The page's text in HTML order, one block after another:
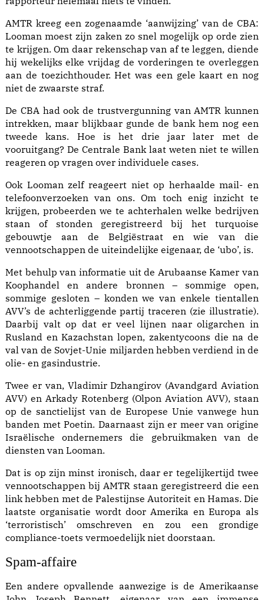
AMTR kreeg een zogenaamde ‘aanwijzing’ van de CBA:
Looman moest zijn zaken zo snel mogelijk op orde zien
te krijgen. Om daar rekenschap van af te leggen, diende
hij wekelijks elke vrijdag de vorderingen te overleggen
aan de toezichthouder. Het was een gele kaart en nog
niet de zwaarste straf.
De CBA had ook de trustvergunning van AMTR kunnen
intrekken, maar blijkbaar gunde de bank hem nog een
tweede kans. Hoe is het drie jaar later met de
vooruitgang? De Centrale Bank laat weten niet te willen
reageren op vragen over individuele cases.
Ook Looman zelf reageert niet op herhaalde mail- en
telefoonverzoeken van ons. Om toch enig inzicht te
krijgen, probeerden we te achterhalen welke bedrijven
staan of stonden geregistreerd bij het turquoise
gebouwtje aan de Belgiëstraat en wie van die
vennootschappen de uiteindelijke eigenaar, de ‘ubo’, is.
Met behulp van informatie uit de Arubaanse Kamer van
Koop­handel en andere bronnen – sommige open,
sommige gesloten – konden we van enkele tientallen
AVV’s de achterliggende partij traceren (zie illustratie).
Daarbij valt op dat er veel lijnen naar oligarchen in
Rusland en Kazachstan lopen, zakentycoons die na de
val van de Sovjet-Unie miljarden hebben verdiend in de
olie- en gasindustrie.
Twee er van, Vladimir Dzhangirov (Avandgard Aviation
AVV) en Arkady Rotenberg (Olpon Aviation AVV), staan
op de sanctielijst van de Europese Unie vanwege hun
banden met Poetin. Daarnaast zijn er meer van origine
Israëlische ondernemers die gebruikmaken van de
diensten van Looman.
Dat is op zijn minst ironisch, daar er tegelijkertijd twee
vennootschappen bij AMTR staan geregistreerd die een
link hebben met de Palestijnse Auto­ri­teit en Hamas. Die
laatste organisatie wordt door Amerika en Europa als
‘terroristisch’ omschreven en zou een grondige
compliance-toets vermoedelijk niet doorstaan.
Spam-affaire
Een andere opvallende aanwezige is de Ameri­kaanse